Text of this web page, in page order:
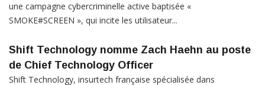
une campagne cybercriminelle active baptisée «
SMOKE#SCREEN », qui incite les utilisateur...
Shift Technology nomme Zach Haehn au poste
de Chief Technology Officer
Shift Technology, insurtech française spécialisée dans